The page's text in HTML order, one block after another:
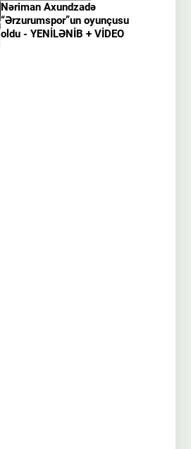
Nəriman Axundzadə
“Ərzurumspor”un oyunçusu
oldu - YENİLƏNİB + VİDEO